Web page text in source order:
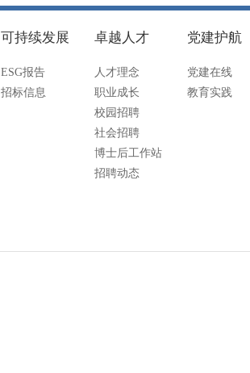
可持续发展
ESG报告
招标信息
卓越人才
人才理念
职业成长
校园招聘
社会招聘
博士后工作站
招聘动态
党建护航
党建在线
教育实践